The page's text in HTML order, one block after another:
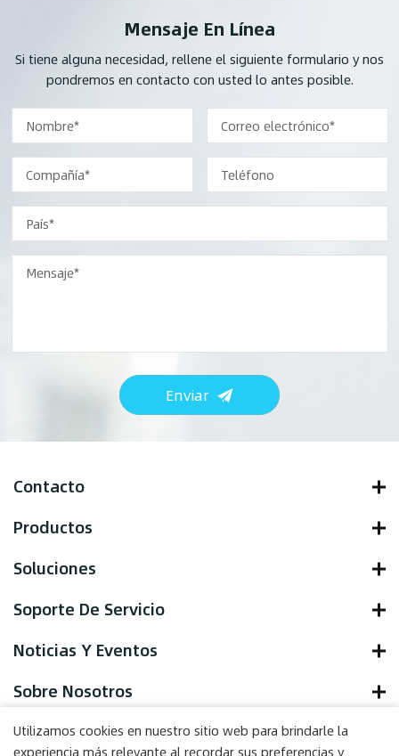
Mensaje En Línea
Si tiene alguna necesidad, rellene el siguiente formulario y nos
pondremos en contacto con usted lo antes posible.
Enviar
Contacto
Productos
Soluciones
Soporte De Servicio
Noticias Y Eventos
Sobre Nosotros
Utilizamos cookies en nuestro sitio web para brindarle la
experiencia más relevante al recordar sus preferencias y